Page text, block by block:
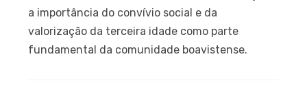
a importância do convívio social e da
valorização da terceira idade como parte
fundamental da comunidade boavistense.